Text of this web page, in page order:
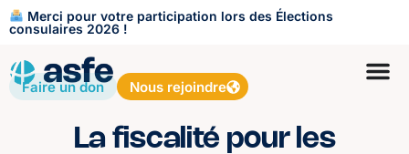
Merci pour votre participation lors des Élections
consulaires 2026 !
Faire un don Nous rejoindre
La fiscalité pour les